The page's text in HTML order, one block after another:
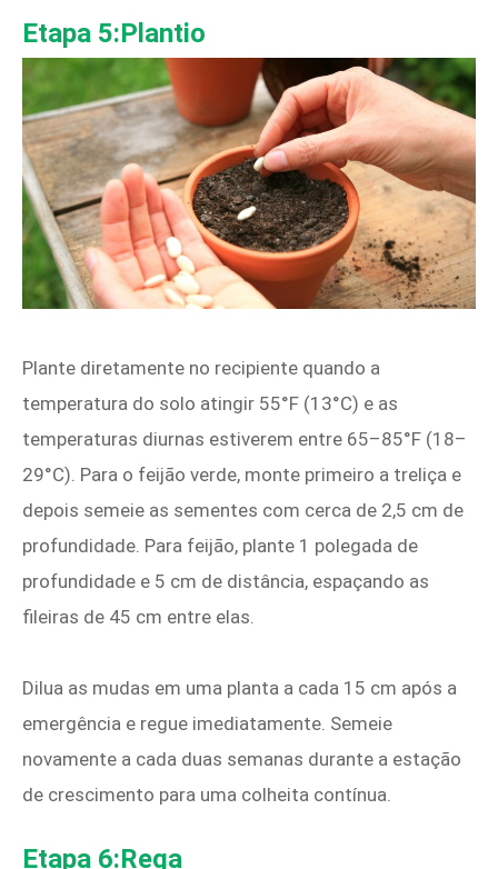
Etapa 5:Plantio
Plante diretamente no recipiente quando a
temperatura do solo atingir 55°F (13°C) e as
temperaturas diurnas estiverem entre 65–85°F (18–
29°C). Para o feijão verde, monte primeiro a treliça e
depois semeie as sementes com cerca de 2,5 cm de
profundidade. Para feijão, plante 1 polegada de
profundidade e 5 cm de distância, espaçando as
fileiras de 45 cm entre elas.
Dilua as mudas em uma planta a cada 15 cm após a
emergência e regue imediatamente. Semeie
novamente a cada duas semanas durante a estação
de crescimento para uma colheita contínua.
Etapa 6:Rega